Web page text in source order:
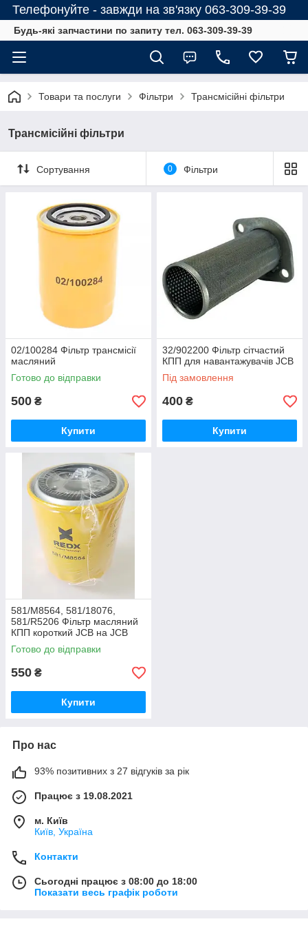
Телефонуйте - завжди на зв'язку 063-309-39-39
Будь-які запчастини по запиту тел. 063-309-39-39
Товари та послуги Фільтри Трансмісійні фільтри
Трансмісійні фільтри
Сортування 0 Фільтри
02/100284 Фільтр трансмісії
масляний
Готово до відправки
500 ₴
Купити
32/902200 Фільтр сітчастий
КПП для навантажувачів JCB
Під замовлення
400 ₴
Купити
581/M8564, 581/18076,
581/R5206 Фільтр масляний
КПП короткий JCB на JCB
3CX,4CX
Готово до відправки
550 ₴
Купити
Про нас
93% позитивних з 27 відгуків за рік
Працює з 19.08.2021
м. Київ
Київ, Україна
Контакти
Сьогодні працює з 08:00 до 18:00
Показати весь графік роботи